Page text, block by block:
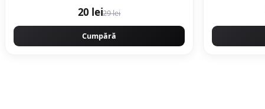
20 lei29 lei
Cumpără